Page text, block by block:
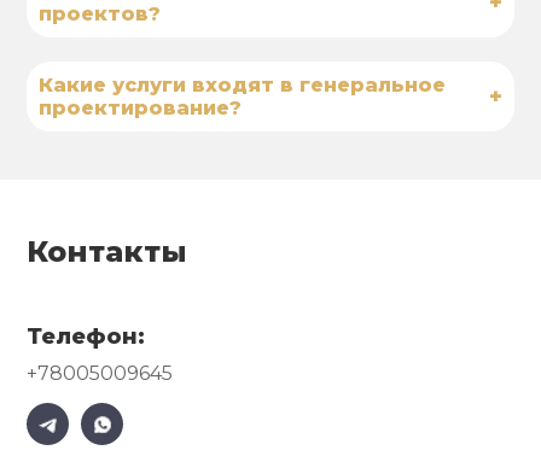
проектов?
Какие услуги входят в генеральное
проектирование?
+
Контакты
Телефон:
+78005009645